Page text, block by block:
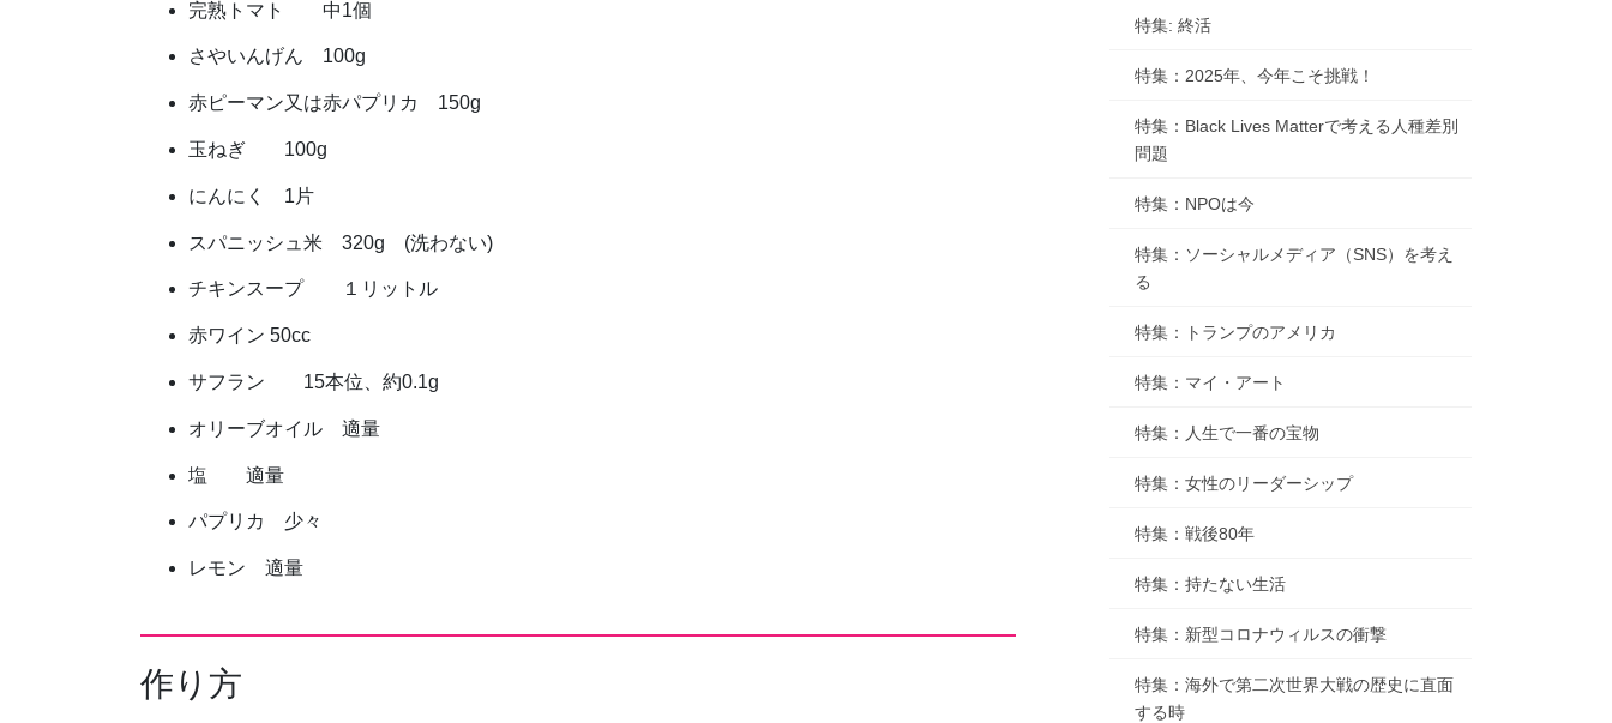
完熟トマト 中1個
さやいんげん 100g
赤ピーマン又は赤パプリカ 150g
玉ねぎ 100g
にんにく 1片
スパニッシュ米 320g (洗わない)
チキンスープ １リットル
赤ワイン 50cc
サフラン 15本位、約0.1g
オリーブオイル 適量
塩 適量
パプリカ 少々
レモン 適量
作り方
特集: 終活
特集：2025年、今年こそ挑戦！
特集：Black Lives Matterで考える人種差別
問題
特集：NPOは今
特集：ソーシャルメディア（SNS）を考え
る
特集：トランプのアメリカ
特集：マイ・アート
特集：人生で一番の宝物
特集：女性のリーダーシップ
特集：戦後80年
特集：持たない生活
特集：新型コロナウィルスの衝撃
特集：海外で第二次世界大戦の歴史に直面
する時